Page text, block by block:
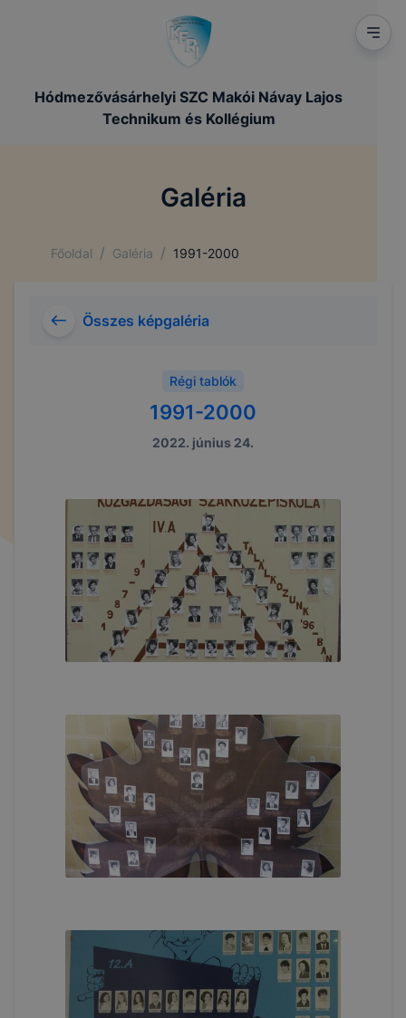
Hódmezővásárhelyi SZC Makói Návay Lajos
Technikum és Kollégium
Galéria
Főoldal / Galéria / 1991-2000
Összes képgaléria
Régi tablók
1991-2000
2022. június 24.